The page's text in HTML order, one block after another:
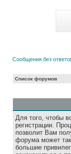
Сообщения без
Список форумов
Для того, чтобы
регистрации.
позволит Вам
форума может
большие